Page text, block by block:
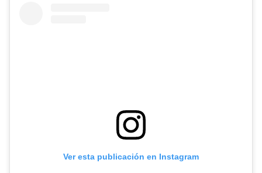
Ver esta publicación en Instagram